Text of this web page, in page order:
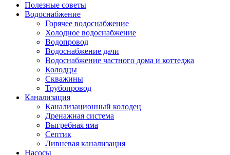
Полезные советы
Водоснабжение
Горячее водоснабжение
Холодное водоснабжение
Водопровод
Водоснабжение дачи
Водоснабжение частного дома и коттеджа
Колодцы
Скважины
Трубопровод
Канализация
Канализационный колодец
Дренажная система
Выгребная яма
Септик
Ливневая канализация
Насосы